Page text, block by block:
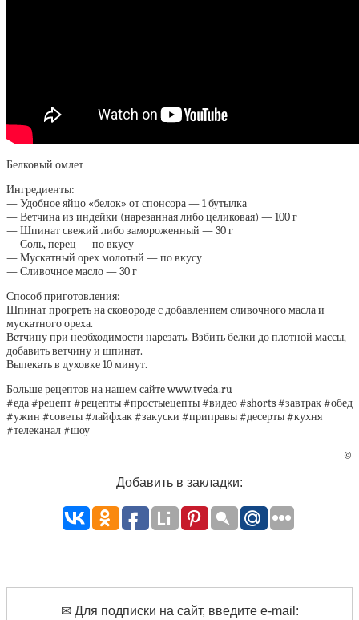
Белковый омлет
Ингредиенты:
— Удобное яйцо «белок» от спонсора — 1 бутылка
— Ветчина из индейки (нарезанная либо целиковая) — 100 г
— Шпинат свежий либо замороженный — 30 г
— Соль, перец — по вкусу
— Мускатный орех молотый — по вкусу
— Сливочное масло — 30 г
Способ приготовления:
Шпинат прогреть на сковороде с добавлением сливочного масла и
мускатного ореха.
Ветчину при необходимости нарезать. Взбить белки до плотной массы,
добавить ветчину и шпинат.
Выпекать в духовке 10 минут.
Больше рецептов на нашем сайте www.tveda.ru
#еда #рецепт #рецепты #простыецепты #видео #shorts #завтрак #обед
#ужин #советы #лайфхак #закуски #приправы #десерты #кухня
#телеканал #шоу
©
Добавить в закладки:
✉ Для подписки на сайт, введите e-mail: